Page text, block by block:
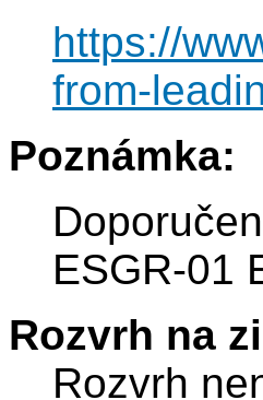
https://
from-
Poznámka:
ESGR-01
Rozvrh na
Rozvrh